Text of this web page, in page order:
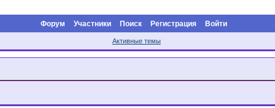
Форум Участники Поиск Регистрация Войти
Активные темы